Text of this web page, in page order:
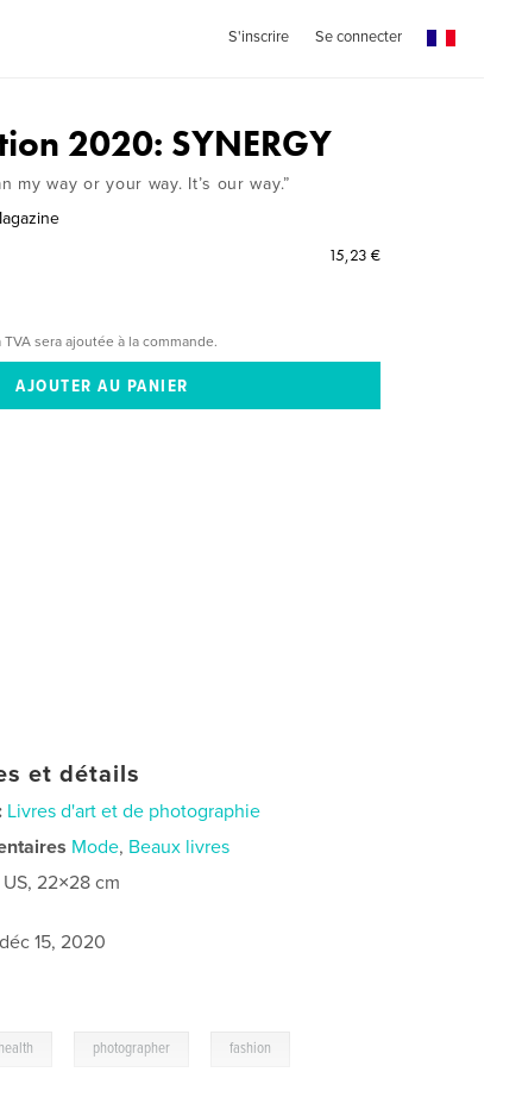
S'inscrire Se connecter
2020: SYNERGY
my way or your way. It’s our way.”
15,23 €
TVA sera ajoutée à la commande.
et détails
Livres d'art et de photographie
Mode, Beaux livres
22×28 cm
déc 15, 2020
photographer fashion